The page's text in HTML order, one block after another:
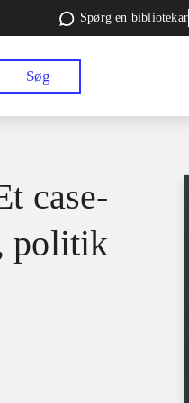
Spørg en bibliotekar
Søg
case-
politik